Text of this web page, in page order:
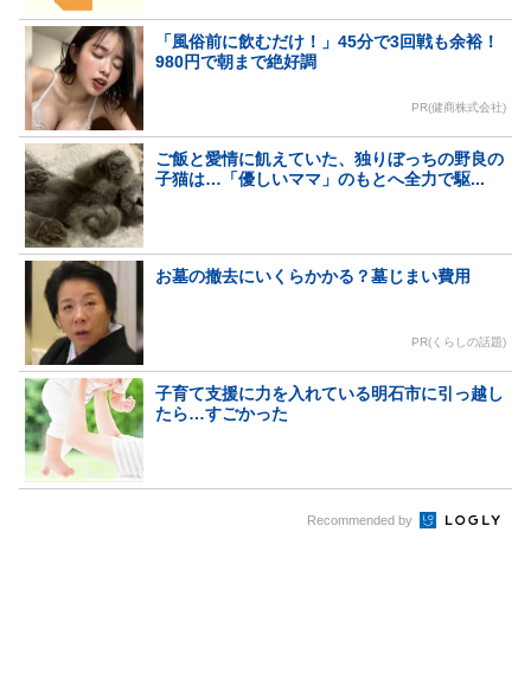
「風俗前に飲むだけ！」45分で3回戦も余裕！
980円で朝まで絶好調
PR(健商株式会社)
ご飯と愛情に飢えていた、独りぼっちの野良の
子猫は…「優しいママ」のもとへ全力で駆...
お墓の撤去にいくらかかる？墓じまい費用
PR(くらしの話題)
子育て支援に力を入れている明石市に引っ越し
たら…すごかった
Recommended by